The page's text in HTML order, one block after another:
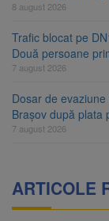
8 august 2026
Trafic blocat pe
Două persoane
7 august 2026
Dosar de
Brașov după plata
7 august 2026
ARTICOLE